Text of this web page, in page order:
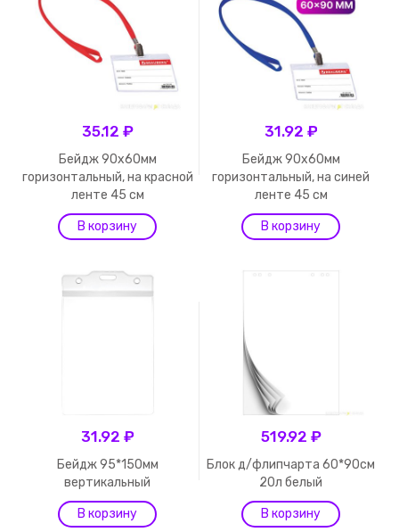
35.12 ₽
Бейдж 90х60мм
горизонтальный, на красной
ленте 45 см
31.92 ₽
Бейдж 90х60мм
горизонтальный, на синей
ленте 45 см
31.92 ₽
Бейдж 95*150мм
вертикальный
519.92 ₽
Блок д/флипчарта 60*90см
20л белый